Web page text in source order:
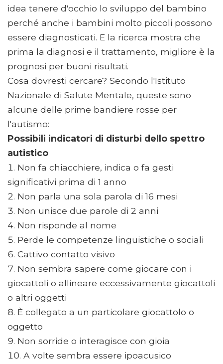
idea tenere d'occhio lo sviluppo del bambino
perché anche i bambini molto piccoli possono
essere diagnosticati. E la ricerca mostra che
prima la diagnosi e il trattamento, migliore è la
prognosi per buoni risultati.
Cosa dovresti cercare? Secondo l'Istituto
Nazionale di Salute Mentale, queste sono
alcune delle prime bandiere rosse per
l'autismo:
Possibili indicatori di disturbi dello spettro
autistico
Non fa chiacchiere, indica o fa gesti
significativi prima di 1 anno
Non parla una sola parola di 16 mesi
Non unisce due parole di 2 anni
Non risponde al nome
Perde le competenze linguistiche o sociali
Cattivo contatto visivo
Non sembra sapere come giocare con i
giocattoli o allineare eccessivamente giocattoli
o altri oggetti
È collegato a un particolare giocattolo o
oggetto
Non sorride o interagisce con gioia
A volte sembra essere ipoacusico